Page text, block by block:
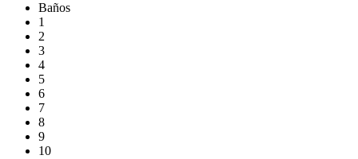
Baños
1
2
3
4
5
6
7
8
9
10